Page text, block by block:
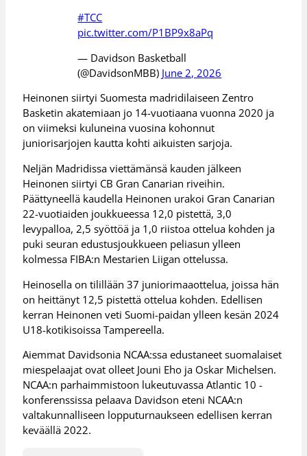
#TCC
pic.twitter.com/P1BP9x8aPq
— Davidson Basketball
(@DavidsonMBB) June 2, 2026
Heinonen siirtyi Suomesta madridilaiseen Zentro
Basketin akatemiaan jo 14-vuotiaana vuonna 2020 ja
on viimeksi kuluneina vuosina kohonnut
juniorisarjojen kautta kohti aikuisten sarjoja.
Neljän Madridissa viettämänsä kauden jälkeen
Heinonen siirtyi CB Gran Canarian riveihin.
Päättyneellä kaudella Heinonen urakoi Gran Canarian
22-vuotiaiden joukkueessa 12,0 pistettä, 3,0
levypalloa, 2,5 syöttöä ja 1,0 riistoa ottelua kohden ja
puki seuran edustusjoukkueen peliasun ylleen
kolmessa FIBA:n Mestarien Liigan ottelussa.
Heinosella on tilillään 37 juniorimaaottelua, joissa hän
on heittänyt 12,5 pistettä ottelua kohden. Edellisen
kerran Heinonen veti Suomi-paidan ylleen kesän 2024
U18-kotikisoissa Tampereella.
Aiemmat Davidsonia NCAA:ssa edustaneet suomalaiset
miespelaajat ovat olleet Jouni Eho ja Oskar Michelsen.
NCAA:n parhaimmistoon lukeutuvassa Atlantic 10 -
konferenssissa pelaava Davidson eteni NCAA:n
valtakunnalliseen lopputurnaukseen edellisen kerran
keväällä 2022.